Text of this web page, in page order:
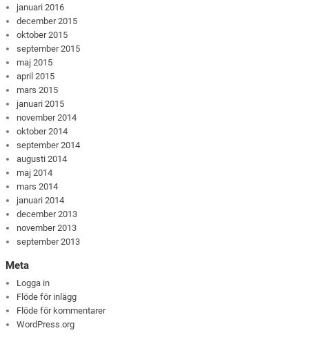
januari 2016
december 2015
oktober 2015
september 2015
maj 2015
april 2015
mars 2015
januari 2015
november 2014
oktober 2014
september 2014
augusti 2014
maj 2014
mars 2014
januari 2014
december 2013
november 2013
september 2013
Meta
Logga in
Flöde för inlägg
Flöde för kommentarer
WordPress.org